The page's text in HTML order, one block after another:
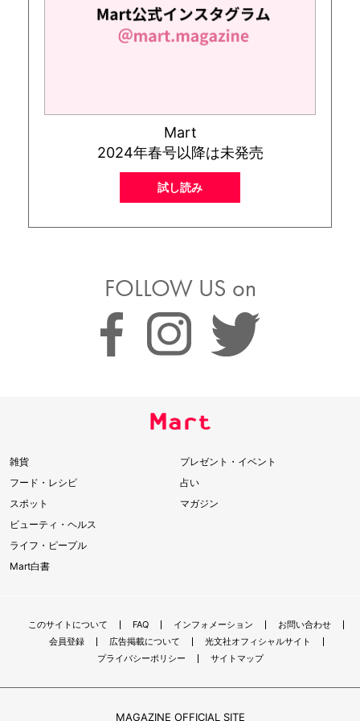
Mart
2024年春号以降は未発売
試し読み
FOLLOW US on
雑貨
フード・レシピ
スポット
ビューティ・ヘルス
ライフ・ピープル
Mart白書
プレゼント・イベント
占い
マガジン
このサイトについて FAQ インフォメーション
お問い合わせ
会員登録
広告掲載について
光文社オフィシャルサイト
プライバシーポリシー
サイトマップ
MAGAZINE OFFICIAL SITE